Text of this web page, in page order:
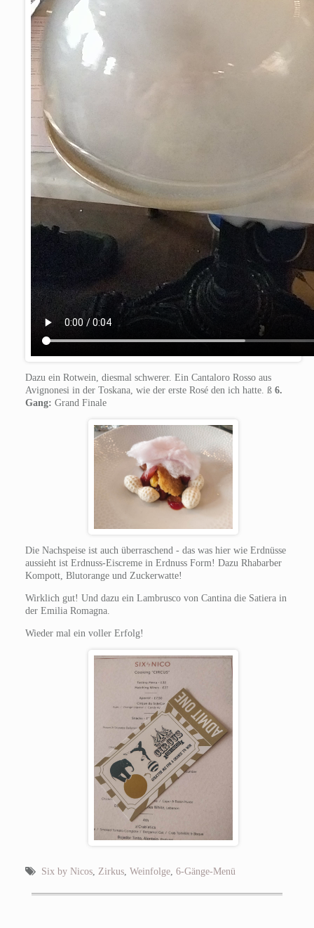
Dazu ein Rotwein, diesmal schwerer. Ein Cantaloro Rosso aus
Avignonesi in der Toskana, wie der erste Rosé den ich hatte. ß 6.
Gang: Grand Finale
Die Nachspeise ist auch überraschend - das was hier wie Erdnüsse
aussieht ist Erdnuss-Eiscreme in Erdnuss Form! Dazu Rhabarber
Kompott, Blutorange und Zuckerwatte!
Wirklich gut! Und dazu ein Lambrusco von Cantina die Satiera in
der Emilia Romagna.
Wieder mal ein voller Erfolg!
Six by Nicos, Zirkus, Weinfolge, 6-Gänge-Menü